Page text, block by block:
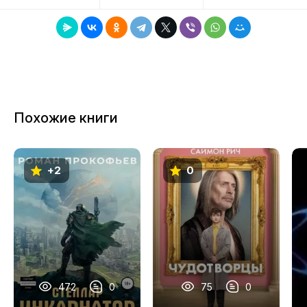
находит в себе силу противостоять злу. Это
эпическая история о вечной борьбе света и
чтобы победить. Где вера, прощение и
12
13
14
15
16
17
18
Похожие книги
+2
472 0
0
75 0